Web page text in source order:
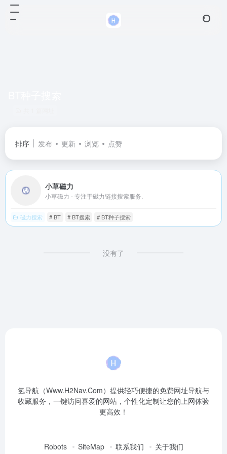
排序 发布 更新 浏览 点赞
小草磁力
小草磁力 - 专注于磁力链接搜索服务.
磁力搜索 # BT # BT搜索 # BT种子搜索
没有了
氢导航（Www.H2Nav.Com）提供轻巧便捷的免费网址导航与
收藏服务，一键访问喜爱的网站，个性化定制让您的上网体验
更高效！
Robots SiteMap 联系我们 关于我们